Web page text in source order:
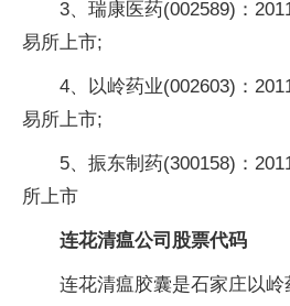
3、瑞康医药(002589)：
易所上市;
4、以岭药业(002603)：
易所上市;
5、振东制药(300158)：
所上市
连花清瘟公司股票代码
连花清瘟胶囊是石家庄以